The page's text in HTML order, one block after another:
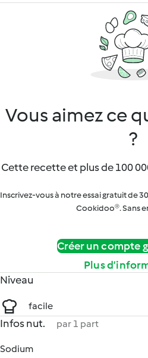
Vous aimez ce
?
Cette recette et plus de 100
Inscrivez-vous à notre essai gratuit de
Cookidoo®. Sans
Créer un compte
Plus
Niveau
facile
Infos nut. par 1 part
Sodium